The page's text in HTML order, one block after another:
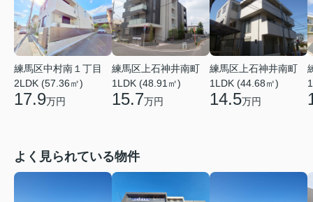
練馬区中村南１丁目
2LDK (57.36㎡)
17.9万円
練馬区上石神井南町
1LDK (48.91㎡)
15.7万円
練馬区上石神井南町
1LDK (44.68㎡)
14.5万円
よく見られている物件